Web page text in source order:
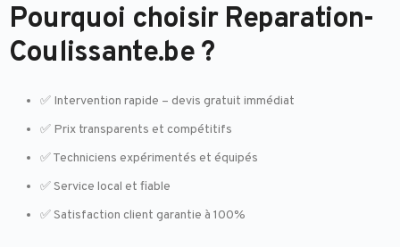
Pourquoi choisir Reparation-
Coulissante.be ?
✅ Intervention rapide – devis gratuit immédiat
✅ Prix transparents et compétitifs
✅ Techniciens expérimentés et équipés
✅ Service local et fiable
✅ Satisfaction client garantie à 100%